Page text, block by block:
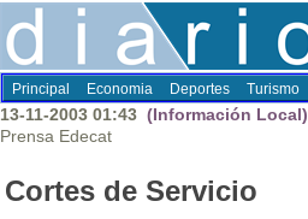
Principal Economia Deportes Turismo
13-11-2003 01:43 (Información Local)
Prensa Edecat
Cortes de Servicio